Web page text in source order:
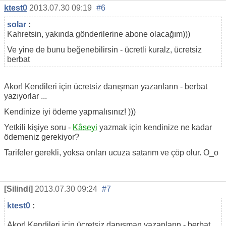
ktest0 2013.07.30 09:19 #6
solar :
Kahretsin, yakında gönderilerine abone olacağım)))
Ve yine de bunu beğenebilirsin - ücretli kuralz, ücretsiz
berbat
Akor! Kendileri için ücretsiz danışman yazanların - berbat
yazıyorlar ...
Kendinize iyi ödeme yapmalısınız! )))
Yetkili kişiye soru - Kâseyi yazmak için kendinize ne kadar
ödemeniz gerekiyor?
Tarifeler gerekli, yoksa onları ucuza satarım ve çöp olur. O_o
[Silindi] 2013.07.30 09:24 #7
ktest0 :